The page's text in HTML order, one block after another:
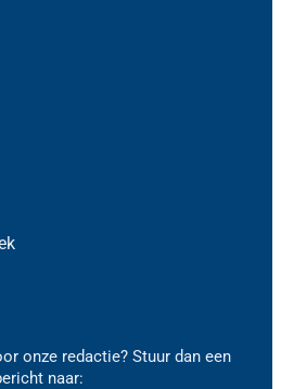
onze redactie? Stuur dan een
naar: